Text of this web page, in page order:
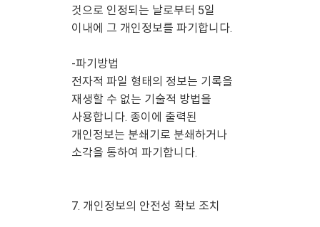
것으로 인정되는 날로부터 5일
이내에 그 개인정보를 파기합니다.
-파기방법
전자적 파일 형태의 정보는 기록을
재생할 수 없는 기술적 방법을
사용합니다. 종이에 출력된
개인정보는 분쇄기로 분쇄하거나
소각을 통하여 파기합니다.
7. 개인정보의 안전성 확보 조치